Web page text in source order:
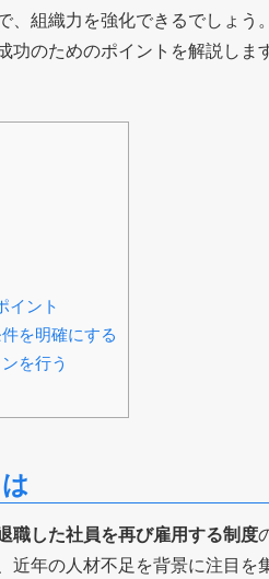
、組織力を強化できるでしょう
功のためのポイントを解説しま
イント
を明確にする
を行う
職した社員を再び雇用する制度
近年の人材不足を背景に注目を